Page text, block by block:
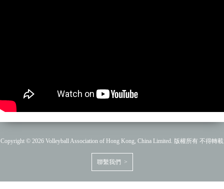
Copyright © 2026 Volleyball Association of Hong Kong, China Limited. 版權所有 不得轉載
聯繫我們 >